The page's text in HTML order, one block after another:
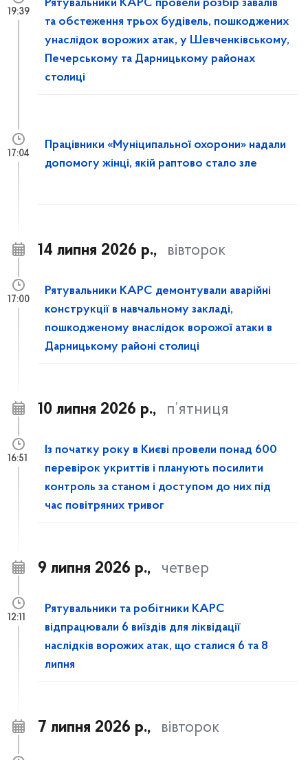
Рятувальники КАРС провели розбір завалів
та обстеження трьох будівель, пошкоджених
унаслідок ворожих атак, у Шевченківському,
Печерському та Дарницькому районах
столиці
19:39
Працівники «Муніципальної охорони» надали
допомогу жінці, якій раптово стало зле
17:04
14 липня 2026 р., вівторок
Рятувальники КАРС демонтували аварійні
конструкції в навчальному закладі,
пошкодженому внаслідок ворожої атаки в
Дарницькому районі столиці
17:00
10 липня 2026 р., п’ятниця
Із початку року в Києві провели понад 600
перевірок укриттів і планують посилити
контроль за станом і доступом до них під
час повітряних тривог
16:51
9 липня 2026 р., четвер
Рятувальники та робітники КАРС
відпрацювали 6 виїздів для ліквідації
наслідків ворожих атак, що сталися 6 та 8
липня
12:11
7 липня 2026 р., вівторок